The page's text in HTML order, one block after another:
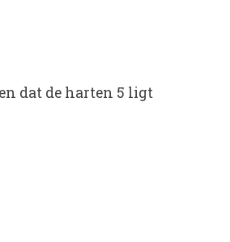
dat de harten 5 ligt